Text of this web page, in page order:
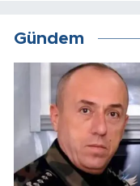
Gündem